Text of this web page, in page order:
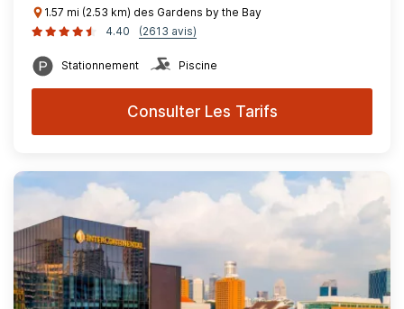
1.57 mi (2.53 km) des Gardens by the Bay
4.40
(2613 avis)
Stationnement Piscine
Consulter Les Tarifs